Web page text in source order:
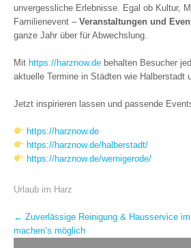
unvergessliche Erlebnisse. Egal ob Kultur,
Familienevent – Veranstaltungen und
ganze Jahr über für Abwechslung.
Mit https://harznow.de behalten Besucher
aktuelle Termine in Städten wie Halberstadt
Jetzt inspirieren lassen und passende
https://harznow.de
https://harznow.de/halberstadt/
https://harznow.de/wernigerode/
Urlaub im Harz
Post
navigation
← Zuverlässige Reinigung & Hausservice
machen’s möglich